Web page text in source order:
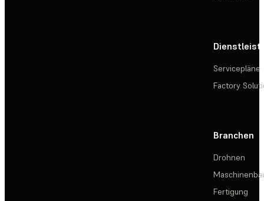
Servicepläne
Factory
Branchen
Drohnen
Fertigung